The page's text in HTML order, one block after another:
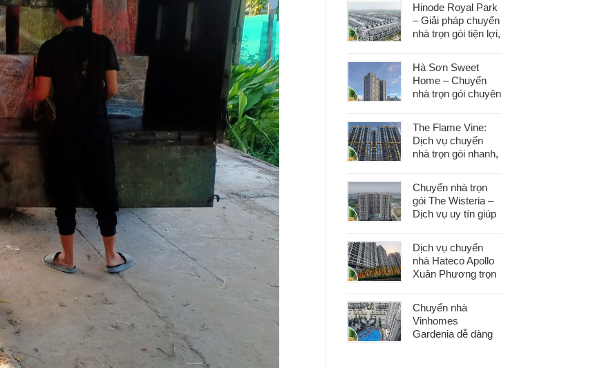
Hinode Royal Park
– Giải pháp chuyển
nhà trọn gói tiện lợi,
Hà Sơn Sweet
Home – Chuyển
nhà trọn gói chuyên
khâu
The Flame Vine:
Dịch vụ chuyển
nhà trọn gói nhanh,
Chuyển nhà trọn
gói The Wisteria –
Dịch vụ uy tín giúp
phát sinh
Dịch vụ chuyển
nhà Hateco Apollo
Xuân Phương trọn
Chuyển nhà
Vinhomes
Gardenia dễ dàng